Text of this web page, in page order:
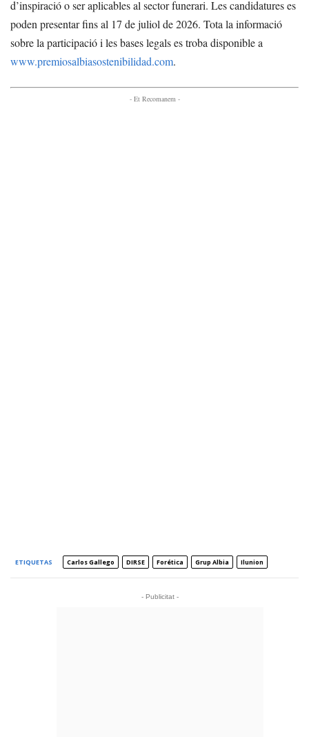
d’inspiració o ser aplicables al sector funerari. Les candidatures es
poden presentar fins al 17 de juliol de 2026. Tota la informació
sobre la participació i les bases legals es troba disponible a
www.premiosalbiasostenibilidad.com.
- Et Recomanem -
ETIQUETAS Carlos Gallego DIRSE Forética Grup Albia Ilunion
- Publicitat -